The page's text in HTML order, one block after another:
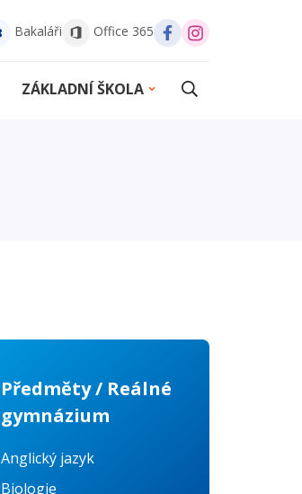
Bakaláři Office 365
ZÁKLADNÍ ŠKOLA
Předměty / Reálné
gymnázium
Anglický jazyk
Biologie